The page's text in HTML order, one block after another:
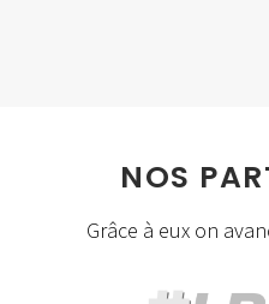
NOS
Grâce à eux on